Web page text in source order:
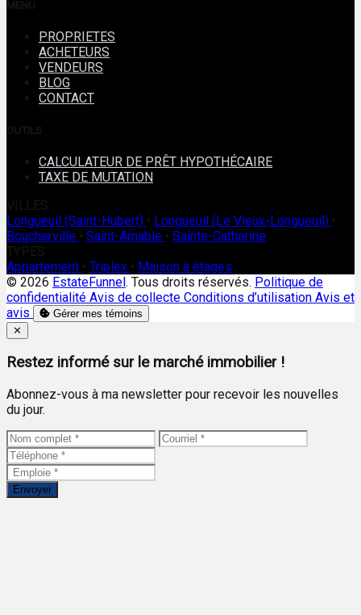
PROPRIETES
ACHETEURS
VENDEURS
BLOG
CONTACT
CALCULATEUR DE PRÊT HYPOTHÉCAIRE
TAXE DE MUTATION
Longueuil (Saint-Hubert)
Longueuil (Le Vieux-Longueuil)
Boucherville
Saint-Amable
Sainte-Catherine
Appartement
Triplex
Maison à étages
© 2026 EstateFunnel. Tous droits réservés. Politique de
confidentialité Avis de collecte Conditions d’utilisation Avis et
avis
Gérer mes témoins
Close
✕
Restez informé sur le marché immobilier !
Abonnez-vous à ma newsletter pour recevoir les nouvelles
du jour.
Envoyer